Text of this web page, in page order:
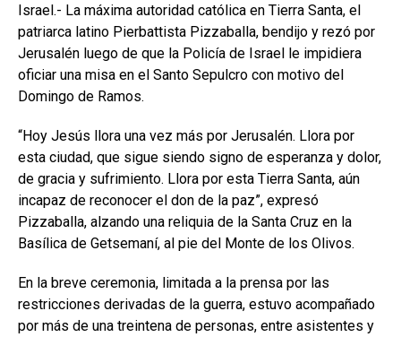
Israel.- La máxima autoridad católica en Tierra Santa, el
patriarca latino Pierbattista Pizzaballa, bendijo y rezó por
Jerusalén luego de que la Policía de Israel le impidiera
oficiar una misa en el Santo Sepulcro con motivo del
Domingo de Ramos.
“Hoy Jesús llora una vez más por Jerusalén. Llora por
esta ciudad, que sigue siendo signo de esperanza y dolor,
de gracia y sufrimiento. Llora por esta Tierra Santa, aún
incapaz de reconocer el don de la paz”, expresó
Pizzaballa, alzando una reliquia de la Santa Cruz en la
Basílica de Getsemaní, al pie del Monte de los Olivos.
En la breve ceremonia, limitada a la prensa por las
restricciones derivadas de la guerra, estuvo acompañado
por más de una treintena de personas, entre asistentes y